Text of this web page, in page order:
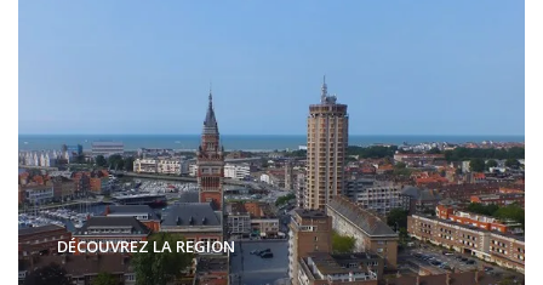
DÉCOUVREZ LA REGION